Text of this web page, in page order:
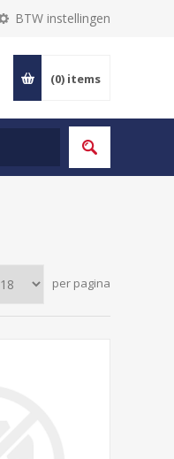
BTW instellingen
(0) items
per pagina